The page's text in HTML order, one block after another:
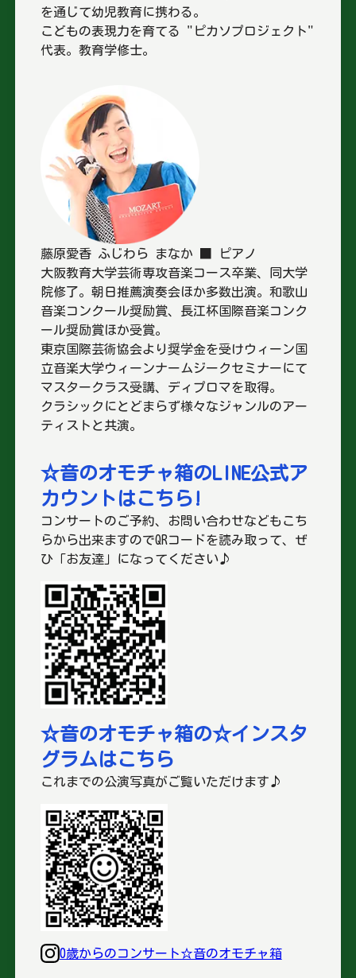
を通じて幼児教育に携わる。
こどもの表現力を育てる "ピカソプロジェクト"
代表。教育学修士。
藤原愛香 ふじわら まなか ■ ピアノ
大阪教育大学芸術専攻音楽コース卒業、同大学
院修了。朝日推薦演奏会ほか多数出演。和歌山
音楽コンクール奨励賞、長江杯国際音楽コンク
ール奨励賞ほか受賞。
東京国際芸術協会より奨学金を受けウィーン国
立音楽大学ウィーンナームジークセミナーにて
マスタークラス受講、ディプロマを取得。
クラシックにとどまらず様々なジャンルのアー
ティストと共演。
☆音のオモチャ箱のLINE公式ア
カウントはこちら!
コンサートのご予約、お問い合わせなどもこち
らから出来ますのでQRコードを読み取って、ぜ
ひ「お友達」になってください♪
☆音のオモチャ箱の☆インスタ
グラムはこちら
これまでの公演写真がご覧いただけます♪
0歳からのコンサート☆音のオモチャ箱